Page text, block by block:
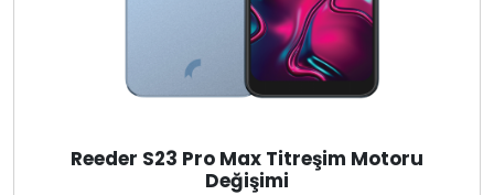
Reeder S23 Pro Max Titreşim Motoru
Değişimi